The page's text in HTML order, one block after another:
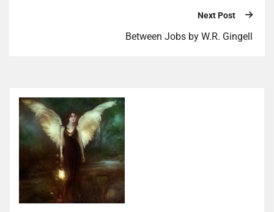
Next Post
Between Jobs by W.R. Gingell